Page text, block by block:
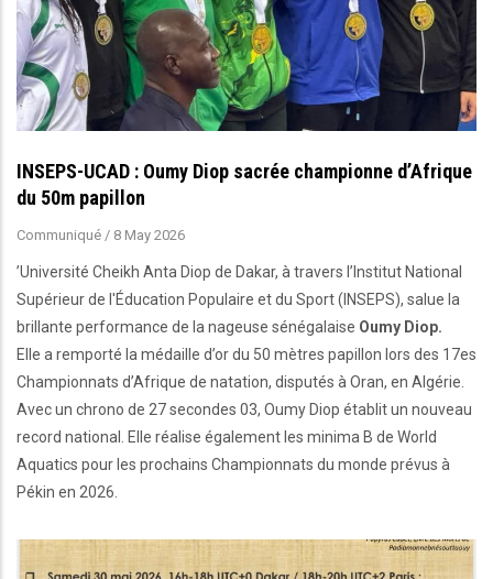
INSEPS-UCAD : Oumy Diop sacrée championne d’Afrique
du 50m papillon
Communiqué / 8 May 2026
’Université Cheikh Anta Diop de Dakar, à travers l’Institut National
Supérieur de l'Éducation Populaire et du Sport (INSEPS), salue la
brillante performance de la nageuse sénégalaise Oumy Diop.
Elle a remporté la médaille d’or du 50 mètres papillon lors des 17es
Championnats d’Afrique de natation, disputés à Oran, en Algérie.
Avec un chrono de 27 secondes 03, Oumy Diop établit un nouveau
record national. Elle réalise également les minima B de World
Aquatics pour les prochains Championnats du monde prévus à
Pékin en 2026.